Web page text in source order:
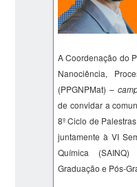
A Coordenação do
Nanociência,
(PPGNPMat) –
de convidar a
8º Ciclo de
juntamente à VI
Química
Graduação e Pós-